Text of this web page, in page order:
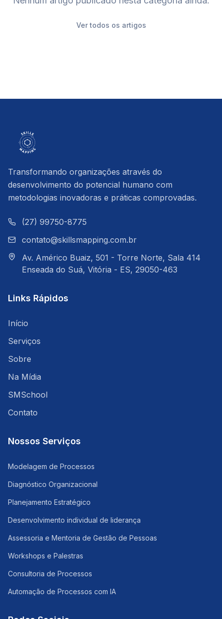
Ver todos os artigos
Transformando organizações através do
desenvolvimento do potencial humano com
metodologias inovadoras e práticas comprovadas.
(27) 99750-8775
contato@skillsmapping.com.br
Av. Américo Buaiz, 501 - Torre Norte, Sala 414
Enseada do Suá, Vitória - ES, 29050-463
Links Rápidos
Início
Serviços
Sobre
Na Mídia
SMSchool
Contato
Nossos Serviços
Modelagem de Processos
Diagnóstico Organizacional
Planejamento Estratégico
Desenvolvimento individual de liderança
Assessoria e Mentoria de Gestão de Pessoas
Workshops e Palestras
Consultoria de Processos
Automação de Processos com IA